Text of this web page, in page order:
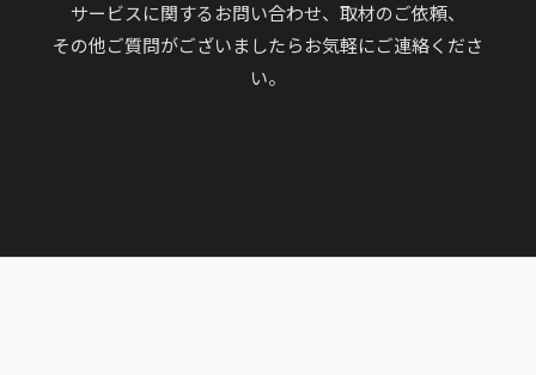
サービスに関するお問い合わせ、取材のご依頼、
その他ご質問がございましたらお気軽にご連絡くださ
い。